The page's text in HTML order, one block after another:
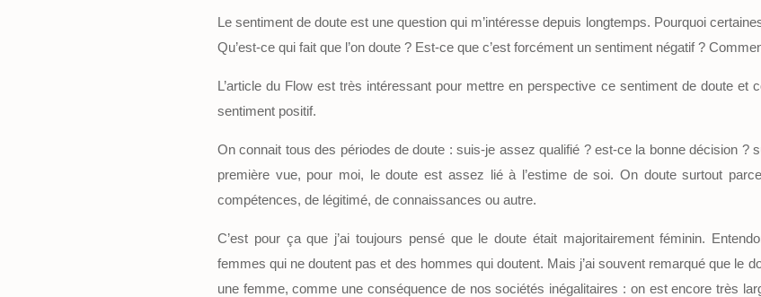
Le sentiment de doute est une question qui m’intéresse depuis longtemps. Pourquoi
Qu’est-ce qui fait que l’on doute ? Est-ce que c’est forcément un sentiment négatif ?
L’article du Flow est très intéressant pour mettre en perspective ce sentiment de doute et
sentiment positif.
On connait tous des périodes de doute : suis-je assez qualifié ? est-ce la bonne décision ?
première vue, pour moi, le doute est assez lié à l’estime de soi. On doute surtout
compétences, de légitimé, de connaissances ou autre.
C’est pour ça que j’ai toujours pensé que le doute était majoritairement féminin.
femmes qui ne doutent pas et des hommes qui doutent. Mais j’ai souvent remarqué que le
une femme, comme une conséquence de nos sociétés inégalitaires : on est encore très